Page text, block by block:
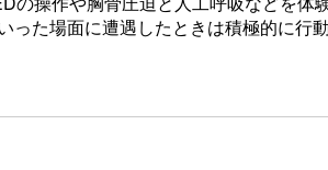
た場面に遭遇したときは積極的に行